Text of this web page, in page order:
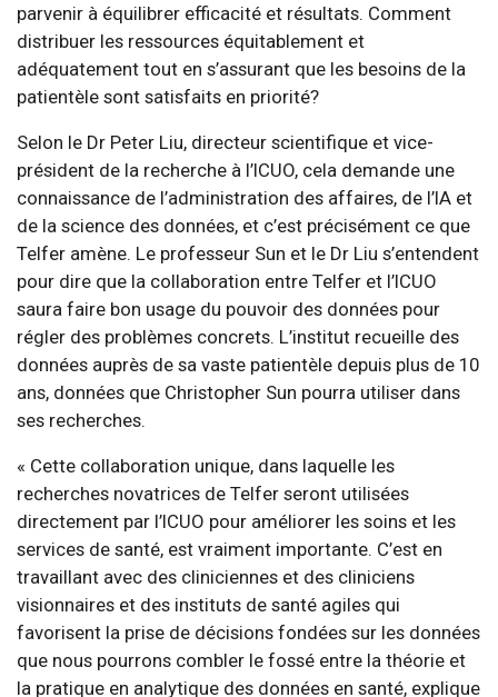
parvenir à équilibrer efficacité et résultats. Comment
distribuer les ressources équitablement et
adéquatement tout en s’assurant que les besoins de la
patientèle sont satisfaits en priorité?
Selon le Dr Peter Liu, directeur scientifique et vice-
président de la recherche à l’ICUO, cela demande une
connaissance de l’administration des affaires, de l’IA et
de la science des données, et c’est précisément ce que
Telfer amène. Le professeur Sun et le Dr Liu s’entendent
pour dire que la collaboration entre Telfer et l’ICUO
saura faire bon usage du pouvoir des données pour
régler des problèmes concrets. L’institut recueille des
données auprès de sa vaste patientèle depuis plus de 10
ans, données que Christopher Sun pourra utiliser dans
ses recherches.
« Cette collaboration unique, dans laquelle les
recherches novatrices de Telfer seront utilisées
directement par l’ICUO pour améliorer les soins et les
services de santé, est vraiment importante. C’est en
travaillant avec des cliniciennes et des cliniciens
visionnaires et des instituts de santé agiles qui
favorisent la prise de décisions fondées sur les données
que nous pourrons combler le fossé entre la théorie et
la pratique en analytique des données en santé, explique